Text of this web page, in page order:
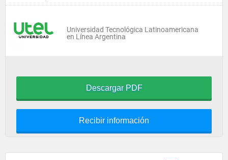
Universidad Tecnológica Latinoamericana
en Línea Argentina
Descargar PDF
Recibir información